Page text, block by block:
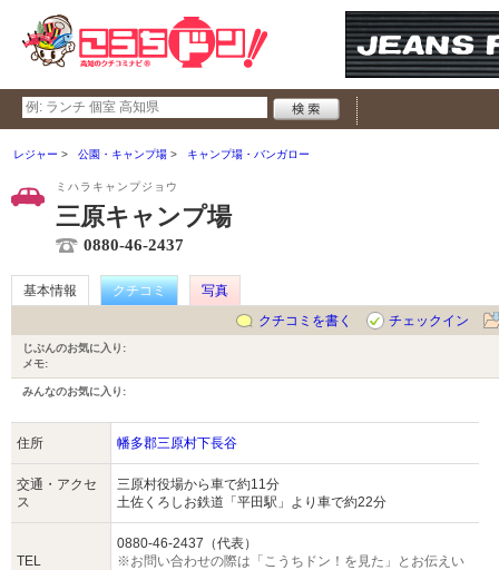
レジャー 公園・キャンプ場 キャンプ場・バンガロー
ミハラキャンプジョウ
三原キャンプ場
0880-46-2437
基本情報 クチコミ
写真
クチコミを書く
チェックイン
じぶんのお気に入り:
メモ:
みんなのお気に入り:
住所 幡多郡三原村下長谷
交通・アクセ
ス
三原村役場から車で約11分
土佐くろしお鉄道「平田駅」より車で約22分
TEL
0880-46-2437（代表）
※お問い合わせの際は「こうちドン！を見た」とお伝えい